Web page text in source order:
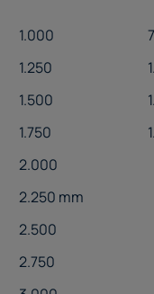
1.750
2.000
2,250 mm
2.500
2.750
3.000
Couleurs
standard
1.000
1.250
1.500
1.750
2.000
2.250 mm
2.500
2.750